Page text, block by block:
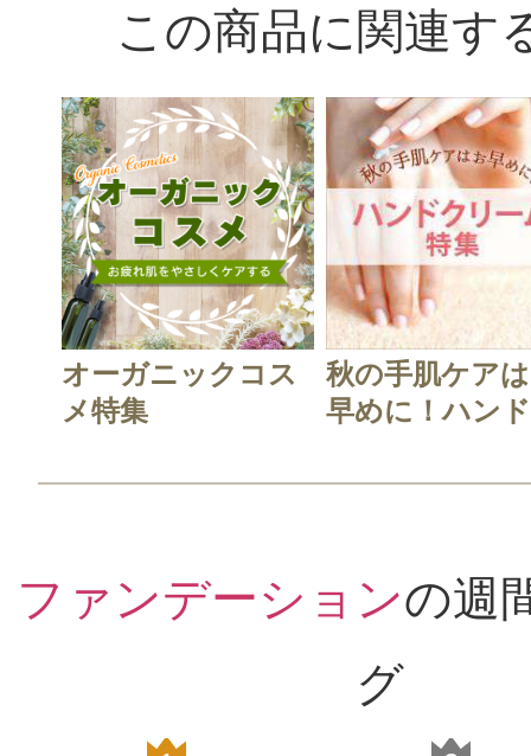
この商品に関連す
オーガニックコス
メ特集
秋の手肌ケア
早めに！ハン
ファンデーションの週
グ